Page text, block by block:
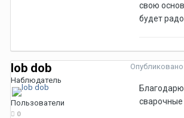
свою
будет
lob dob
Наблюдатель
Пользователи
0
Опубликовано
сварочные